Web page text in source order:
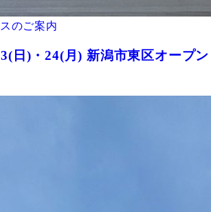
のご案内
日)・24(月) 新潟市東区オープン